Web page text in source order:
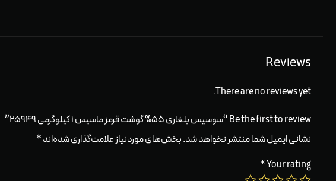
Reviews
There are no reviews yet.
Be the first to review “سوسیس بلغاری ۵۵% گوشت قرمز ماسیس ۱ کیلوگرمی ۲۵۹۴۹”
نشانی ایمیل شما منتشر نخواهد شد.بخش‌های موردنیاز علامت‌گذاری شده‌اند*
Your rating
*